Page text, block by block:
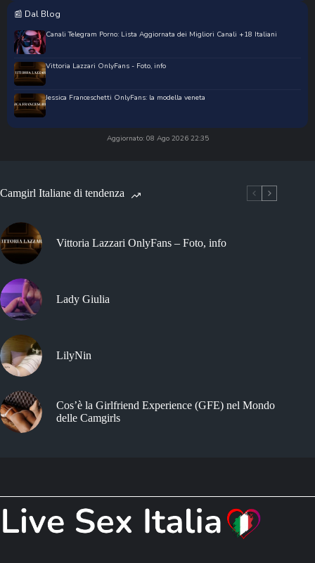
📰 Dal Blog
Canali Telegram Porno: Lista Aggiornata dei Migliori Canali +18 Italiani
Vittoria Lazzari OnlyFans - Foto, info
Jessica Franceschetti OnlyFans: la modella veneta
Aggiornato: 08 Ago 2026 22:35
Camgirl Italiane di tendenza
Vittoria Lazzari OnlyFans – Foto, info
Lady Giulia
LilyNin
Cos’è la Girlfriend Experience (GFE) nel Mondo
delle Camgirls